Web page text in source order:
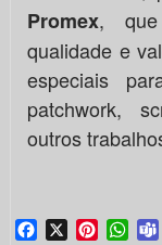
Promex, que
qualidade e
especiais
patchwork,
outros
Facebook
X Pinterest